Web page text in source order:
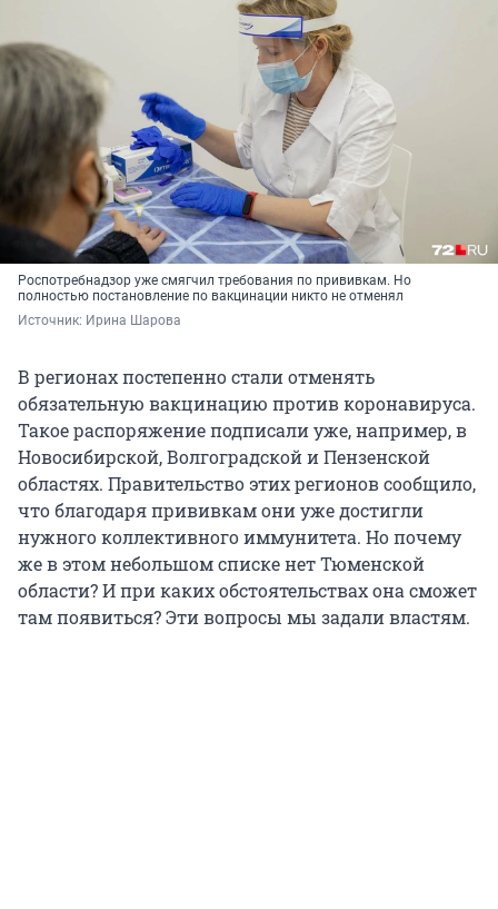
Роспотребнадзор уже смягчил требования по прививкам. Но
полностью постановление по вакцинации никто не отменял
Источник: Ирина Шарова
В регионах постепенно стали отменять
обязательную вакцинацию против коронавируса.
Такое распоряжение подписали уже, например, в
Новосибирской, Волгоградской и Пензенской
областях. Правительство этих регионов сообщило,
что благодаря прививкам они уже достигли
нужного коллективного иммунитета. Но почему
же в этом небольшом списке нет Тюменской
области? И при каких обстоятельствах она сможет
там появиться? Эти вопросы мы задали властям.